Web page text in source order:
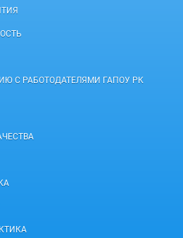
С РАБОТОДАТЕЛЯМИ ГАПОУ РК